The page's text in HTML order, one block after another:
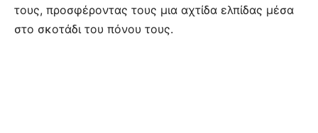
τους, προσφέροντας τους μια αχτίδα ελπίδας μέσα
στο σκοτάδι του πόνου τους.